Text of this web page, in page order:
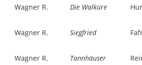
Wagner R. Die Walküre
Wagner R. Siegfried
Wagner R. Tannhäuser